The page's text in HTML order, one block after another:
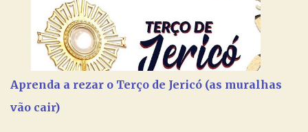
Aprenda a rezar o Terço de Jericó (as muralhas
vão cair)